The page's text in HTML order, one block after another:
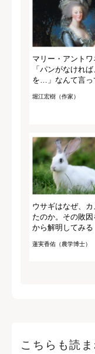
マリー・アントワ
「パンがなけれ
を…」なんて言っ
堀江宏樹（作家）
ウサギはなぜ、カ
たのか。その敗
から解明してみる
蓮実香佑（農学博士）
こちらも読